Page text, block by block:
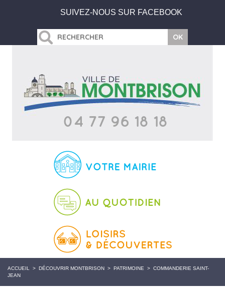
SUIVEZ-NOUS SUR FACEBOOK
ACCUEIL > DÉCOUVRIR MONTBRISON > PATRIMOINE > COMMANDERIE SAINT-
JEAN